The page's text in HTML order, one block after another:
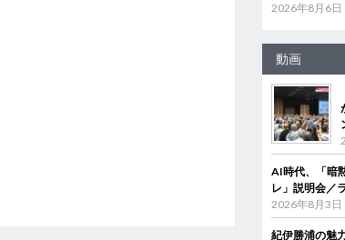
2026年8月6日
動画
AI時代、「暗
レ」説明会／
2026年8月3日
紀伊勝浦の魅